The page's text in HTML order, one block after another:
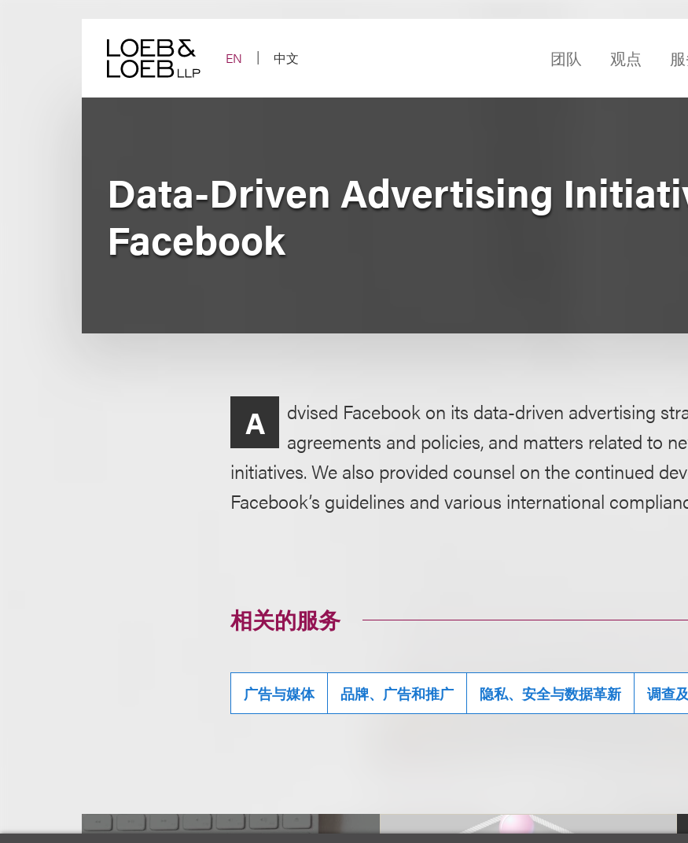
EN
中文 团队 观点
Data-Driven Advertising
Facebook
A
dvised Facebook on its data-driven advertising
agreements and policies, and matters related to
initiatives. We also provided counsel on the continued
Facebook’s guidelines and various international
相关的服务
广告与媒体 品牌、广告和推广 隐私、安全与数据革新 调查